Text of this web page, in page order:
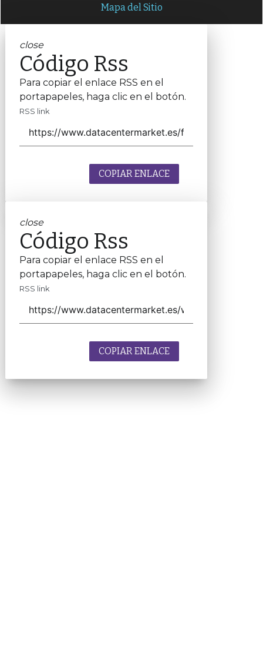
Mapa del Sitio
close
Código Rss
Para copiar el enlace RSS en el
portapapeles, haga clic en el botón.
RSS link
COPIAR ENLACE
close
Código Rss
Para copiar el enlace RSS en el
portapapeles, haga clic en el botón.
RSS link
COPIAR ENLACE